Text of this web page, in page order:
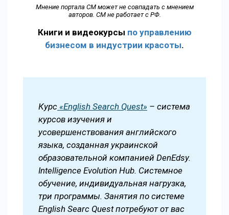
Мнение портала СМ может не совпадать с мнением
авторов. СМ не работает с РФ.
Книги и видеокурсы по управлению
бизнесом в индустрии красоты.
Курс «English Search Quest» – система
курсов изучения и
усовершенствования английского
языка, созданная украинской
образовательной компанией DenEdsy.
Intelligence Evolution Hub. Системное
обучение, индивидуальная нагрузка,
три программы. Занятия по системе
English Searc Quest потребуют от вас